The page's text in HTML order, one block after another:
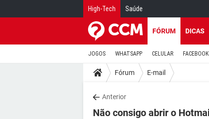
High-Tech Saúde
FÓRUM DICAS
JOGOS WHATSAPP CELULAR FACEBOOK
Fórum E-mail
Anterior
Não consigo abrir o